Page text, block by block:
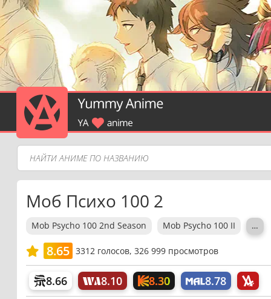
Моб Психо 100 2
Mob Psycho 100 2nd Season Mob Psycho 100 II …
8.65 3312голосов, 326 999 просмотров
8.66 8.10 8.30 8.78